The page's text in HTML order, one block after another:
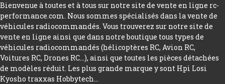
Bienvenue à toutes et à tous sur notre site de vente en ligne rc-
performance.com. Nous sommes spécialisés dans la vente de
véhicules radiocommandés. Vous trouverez sur notre site de
vente en ligne ainsi que dans notre boutique tous types de
véhicules radiocommandés (hélicoptères RC, Avion RC,
Voitures RC, Drones RC…), ainsi que toutes les pièces détachées
de modèles réduit. Les plus grande marque y sont Hpi Losi
Kyosho traxxas Hobbytech...